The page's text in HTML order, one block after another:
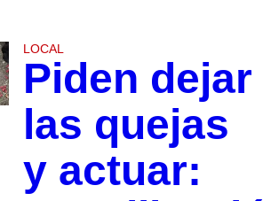
LOCAL
Piden dejar
las quejas
y actuar: